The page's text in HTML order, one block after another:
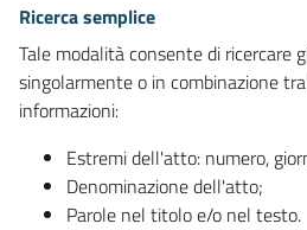
Ricerca semplice
Tale modalità consente di ricercare
singolarmente o in combinazione
informazioni:
Estremi dell'atto: numero,
Denominazione dell'atto;
Parole nel titolo e/o nel testo.